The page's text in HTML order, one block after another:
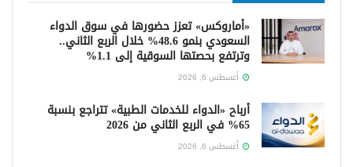
«أماروكس» تعزز حضورها في سوق الدواء
السعودي بنمو 48.6% خلال الربع الثاني..
وترتفع بحصتها السوقية إلى 1.1%
أغسطس 6, 2026
أرباح «الدواء للخدمات الطبية» تتراجع بنسبة
65% في الربع الثاني من 2026
أغسطس 6, 2026